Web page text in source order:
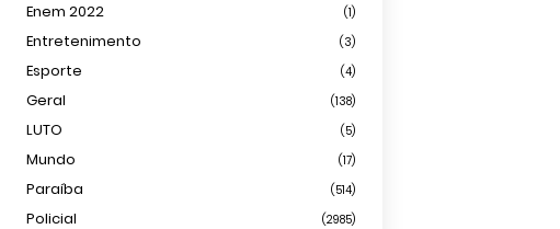
Enem 2022 (1)
Entretenimento (3)
Esporte (4)
Geral (138)
LUTO (5)
Mundo (17)
Paraíba (514)
Policial (2985)